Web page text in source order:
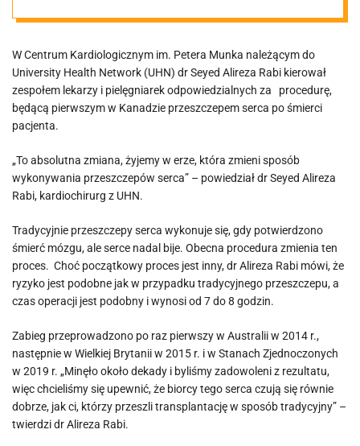
pierwszy w
Kanadzie
W Centrum Kardiologicznym im. Petera Munka należącym do
University Health Network (UHN) dr Seyed Alireza Rabi kierował
zespołem lekarzy i pielęgniarek odpowiedzialnych za procedurę,
będącą pierwszym w Kanadzie przeszczepem serca po śmierci
pacjenta.
„To absolutna zmiana, żyjemy w erze, która zmieni sposób
wykonywania przeszczepów serca” – powiedział dr Seyed Alireza
Rabi, kardiochirurg z UHN.
Tradycyjnie przeszczepy serca wykonuje się, gdy potwierdzono
śmierć mózgu, ale serce nadal bije. Obecna procedura zmienia ten
proces. Choć początkowy proces jest inny, dr Alireza Rabi mówi, że
ryzyko jest podobne jak w przypadku tradycyjnego przeszczepu, a
czas operacji jest podobny i wynosi od 7 do 8 godzin.
Zabieg przeprowadzono po raz pierwszy w Australii w 2014 r.,
następnie w Wielkiej Brytanii w 2015 r. i w Stanach Zjednoczonych
w 2019 r. „Minęło około dekady i byliśmy zadowoleni z rezultatu,
więc chcieliśmy się upewnić, że biorcy tego serca czują się równie
dobrze, jak ci, którzy przeszli transplantację w sposób tradycyjny” –
twierdzi dr Alireza Rabi.